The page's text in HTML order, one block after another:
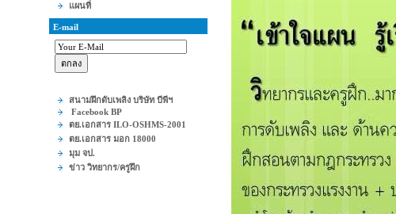
แผนที่
E-mail
สนามฝึกดับเพลิง บริษัท บีพีฯ
Facebook BP
ตย.เอกสาร ILO-OSHMS-2001
ตย.เอกสาร มอก 18000
มุม จป.
ข่าว วิทยากร/ครูฝึก